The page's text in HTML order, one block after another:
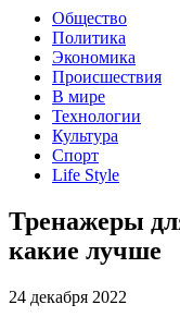
Общество
Политика
Экономика
Происшествия
В мире
Технологии
Культура
Спорт
Life Style
Тренажеры
какие лучше
24 декабря 2022